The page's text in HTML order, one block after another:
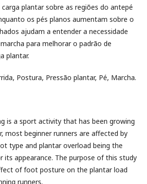
plantar sobre as regiões do antepé
os pés planos aumentam sobre o
ajudam a entender a necessidade
para melhorar o padrão de
plantar.
Postura, Pressão plantar, Pé, Marcha.
is a sport activity that has been growing
most beginner runners are affected by
type and plantar overload being the
its appearance. The purpose of this study
of foot posture on the plantar load
runners.